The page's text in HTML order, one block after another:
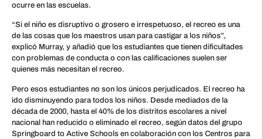
ocurre en las escuelas.
“Si el niño es disruptivo o grosero e irrespetuoso, el recreo es una
de las cosas que los maestros usan para castigar a los niños”,
explicó Murray, y añadió que los estudiantes que tienen dificultades
con problemas de conducta o con las calificaciones suelen ser
quienes más necesitan el recreo.
Pero esos estudiantes no son los únicos perjudicados. El recreo ha
ido disminuyendo para todos los niños. Desde mediados de la
década de 2000, hasta el 40% de los distritos escolares a nivel
nacional han reducido o eliminado el recreo, según datos del grupo
Springboard to Active Schools en colaboración con los Centros para